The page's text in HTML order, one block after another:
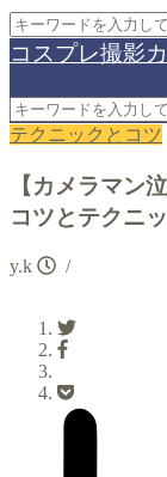
コスプレ撮影
テクニックとコツ
【カメラマン
コツとテクニ
y.k /